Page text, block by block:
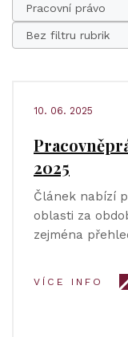
10. 06. 2025
2025
Článek nabízí
oblasti za
zejména
VÍCE INFO